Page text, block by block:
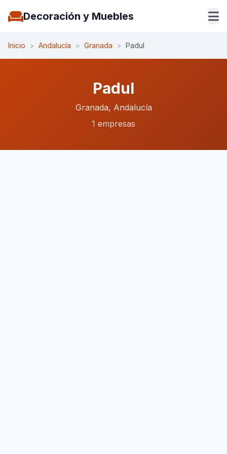
Decoración y Muebles
Inicio > Andalucía > Granada > Padul
Padul
Granada, Andalucía
1 empresas